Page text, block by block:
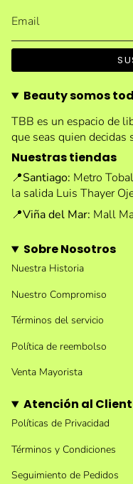
Beauty somos
TBB es un espacio de
que seas quien decidas
Nuestras tiendas
📍Santiago: Metro
la salida Luis Thayer
📍Viña del Mar: Mall
Sobre Nosotros
Nuestra Historia
Nuestro Compromiso
Términos del servicio
Política de reembolso
Venta Mayorista
Atención al
Políticas de Privacidad
Términos y Condiciones
Seguimiento de Pedidos